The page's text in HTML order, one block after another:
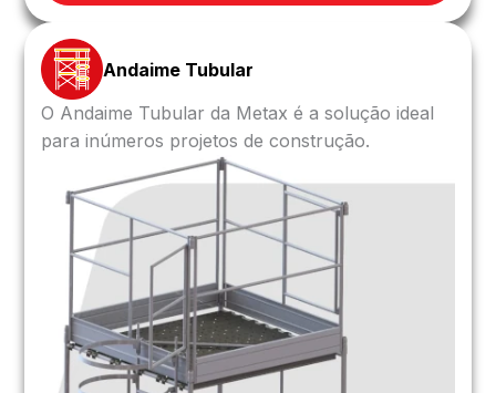
Andaime Tubular
O Andaime Tubular da Metax é a solução ideal
para inúmeros projetos de construção.